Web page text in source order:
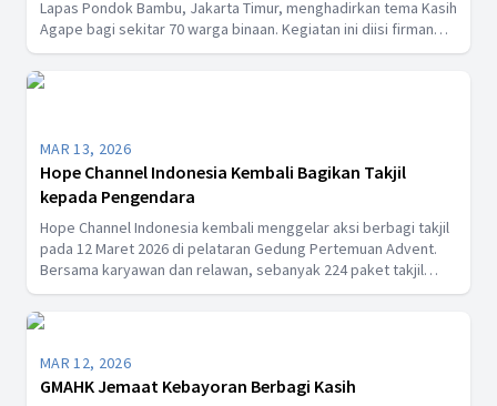
Lapas Pondok Bambu, Jakarta Timur, menghadirkan tema Kasih
Agape bagi sekitar 70 warga binaan. Kegiatan ini diisi firman
Tuhan, pembinaan rohani, serta buka puasa bersama,
sekaligus menerima sertifikat penghargaan atas pelayanan
sepanjang 2025.
MAR 13, 2026
Hope Channel Indonesia Kembali Bagikan Takjil
kepada Pengendara
Hope Channel Indonesia kembali menggelar aksi berbagi takjil
pada 12 Maret 2026 di pelataran Gedung Pertemuan Advent.
Bersama karyawan dan relawan, sebanyak 224 paket takjil
dibagikan kepada pengendara dan ojek online sebagai wujud
kepedulian serta upaya mempererat hubungan dengan
masyarakat.
MAR 12, 2026
GMAHK Jemaat Kebayoran Berbagi Kasih